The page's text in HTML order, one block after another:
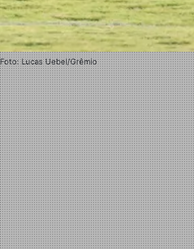
Foto: Lucas Uebel/Grêmio